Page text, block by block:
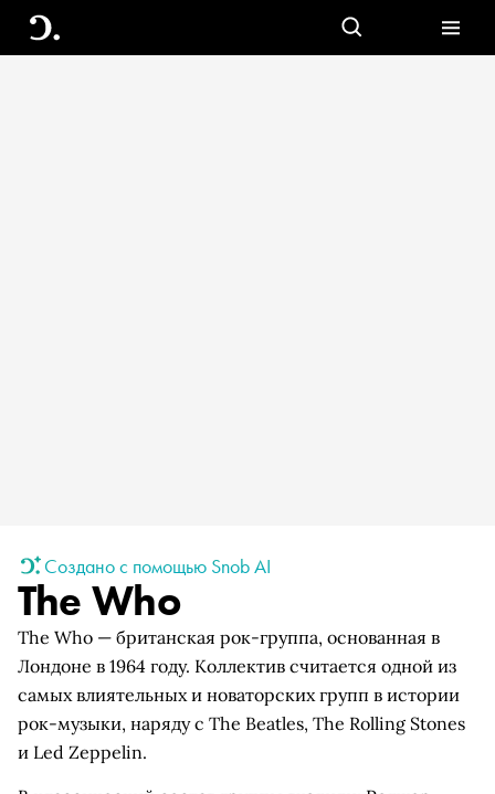
Создано с помощью Snob AI
The Who
The Who — британская рок-группа, основанная в
Лондоне в 1964 году. Коллектив считается одной из
самых влиятельных и новаторских групп в истории
рок-музыки, наряду с The Beatles, The Rolling Stones
и Led Zeppelin.